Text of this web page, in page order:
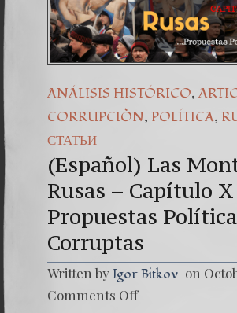
ANÁLISIS HISTÓRICO,
CORRUPCIÒN, POLÍTICA,
СТАТЬИ
(Español) Las
Rusas – Capítulo
Propuestas
Corruptas
Written by Igor Bitkov on
Comments Off